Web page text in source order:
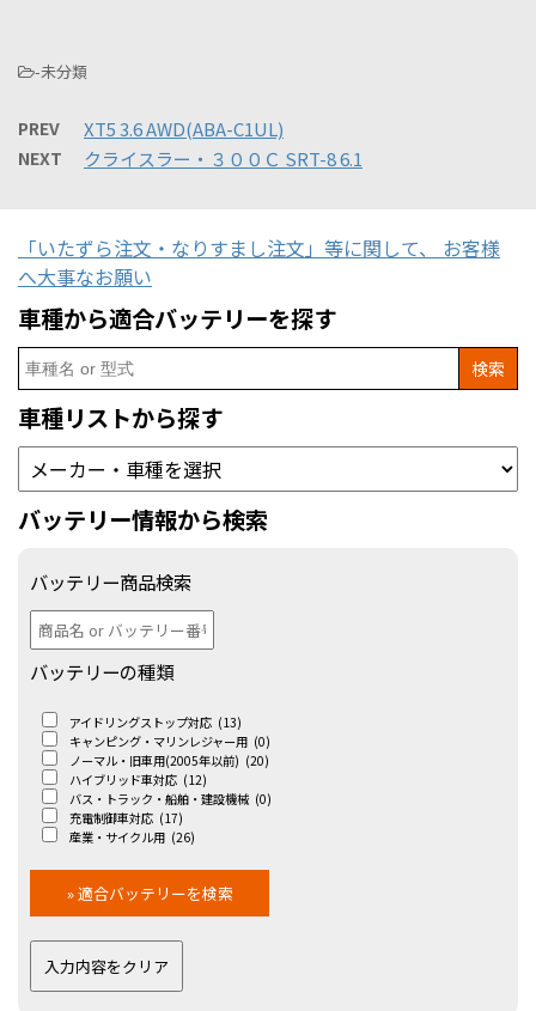
-未分類
PREV XT5 3.6 AWD(ABA-C1UL)
NEXT クライスラー・３００Ｃ SRT-8 6.1
「いたずら注文・なりすまし注文」等に関して、 お客様
へ大事なお願い
車種から適合バッテリーを探す
Search
for:
車種リストから探す
バッテリー情報から検索
バッテリー商品検索
バッテリーの種類
アイドリングストップ対応 (13)
キャンピング・マリンレジャー用 (0)
ノーマル・旧車用(2005年以前) (20)
ハイブリッド車対応 (12)
バス・トラック・船舶・建設機械 (0)
充電制御車対応 (17)
産業・サイクル用 (26)